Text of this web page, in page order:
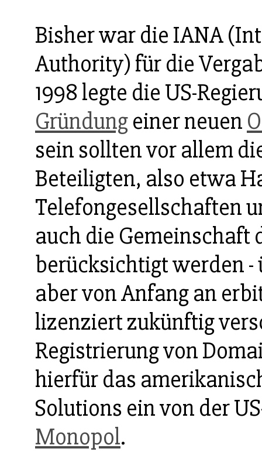
Bisher war die IANA
Authority) für die
1998 legte die US-
Gründungeiner neuen
sein sollten vor allem
Beteiligten, also etwa
Telefongesellschaften
auch die
berücksichtigt werden
aber von Anfang an
lizenziert zukünftig
Registrierung von
hierfür das
Solutions ein von der
Monopol.